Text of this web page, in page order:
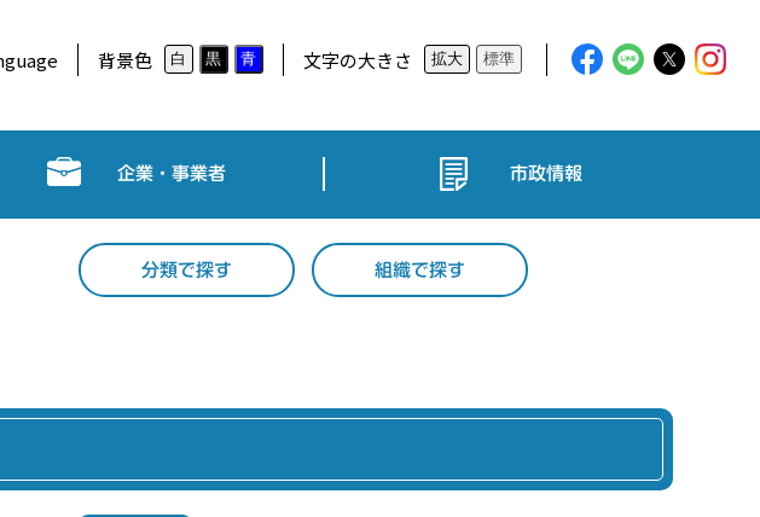
背景色 白 黒 青 文字の大きさ 拡大 標準
企業・事業者 市政情報
分類で探す 組織で探す